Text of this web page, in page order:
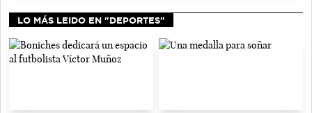
LO MÁS LEIDO EN "DEPORTES"